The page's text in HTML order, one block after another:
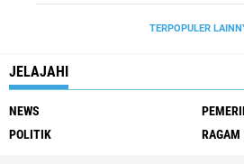
TERPOPULER
JELAJAHI
NEWS
POLITIK
RAGAM